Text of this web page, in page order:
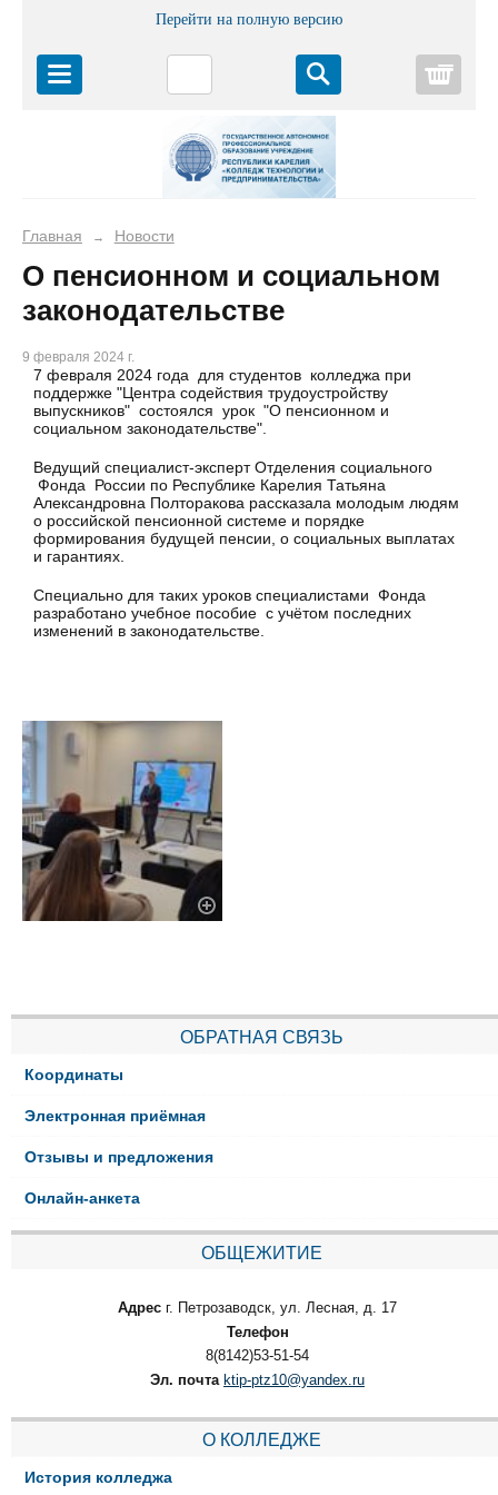
Перейти на полную версию
Главная → Новости
О пенсионном и социальном
законодательстве
9 февраля 2024 г.
7 февраля 2024 года для студентов колледжа при
поддержке "Центра содействия трудоустройству
выпускников" состоялся урок "О пенсионном и
социальном законодательстве".
Ведущий специалист-эксперт Отделения социального
Фонда России по Республике Карелия Татьяна
Александровна Полторакова рассказала молодым людям
о российской пенсионной системе и порядке
формирования будущей пенсии, о социальных выплатах
и гарантиях.
Специально для таких уроков специалистами Фонда
разработано учебное пособие с учётом последних
изменений в законодательстве.
ОБРАТНАЯ СВЯЗЬ
Координаты
Электронная приёмная
Отзывы и предложения
Онлайн-анкета
ОБЩЕЖИТИЕ
Адрес г. Петрозаводск, ул. Лесная, д. 17
Телефон
8(8142)53-51-54
Эл. почта ktip-ptz10@yandex.ru
О КОЛЛЕДЖЕ
История колледжа